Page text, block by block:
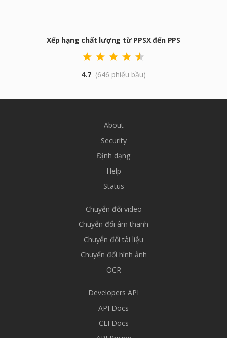
Xếp hạng chất lượng từ PPSX đến PPS
4.7 (646 phiếu bầu)
About
Security
Định dạng
Help
Status
Chuyển đổi video
Chuyển đổi âm thanh
Chuyển đổi tài liệu
Chuyển đổi hình ảnh
OCR
Developers API
API Docs
CLI Docs